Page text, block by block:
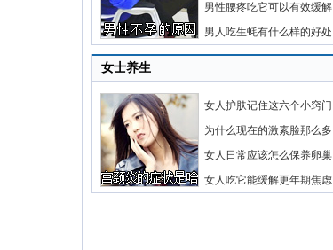
男性腰疼吃它可以有效缓解
男人吃生蚝有什么样的好处
女士养生
女人护肤记住这六个小窍门
为什么现在的激素脸那么多
女人日常应该怎么保养卵巢
女人吃它能缓解更年期焦虑